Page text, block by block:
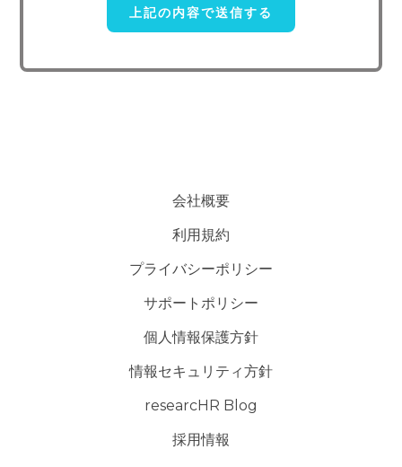
に委託することがあります。この場合、個人情報 保護水準の高い委
わせ窓口に申し出ることができます。その際、当社はお客様ご本人を
TEL：050-5240-6730
E-mail：contact@researchr.work
(※土・日曜日、祝日、年末年始、ゴールデンウィークを除く)
6. 個人情報を提供されることの任意性について
ご本人様が当社に個人情報を提供されるかどうかは任意によるも
会社概要
利用規約
プライバシーポリシー
サポートポリシー
個人情報保護方針
情報セキュリティ方針
researcHR Blog
採用情報